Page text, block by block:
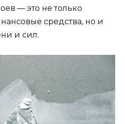
— это не только
средства, но и
и сил.